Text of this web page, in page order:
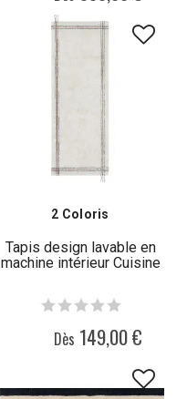
2 Coloris
Tapis design lavable en
machine intérieur Cuisine
Dès 149,00 €